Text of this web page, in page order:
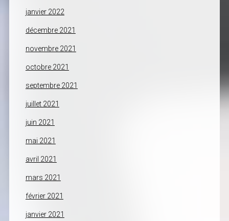
janvier 2022
décembre 2021
novembre 2021
octobre 2021
septembre 2021
juillet 2021
juin 2021
mai 2021
avril 2021
mars 2021
février 2021
janvier 2021